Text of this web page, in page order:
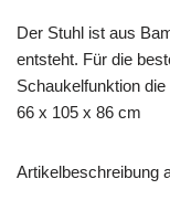
Der Stuhl ist aus
entsteht. Für die
Schaukelfunktion
66 x 105 x 86 cm
Artikelbeschreibung